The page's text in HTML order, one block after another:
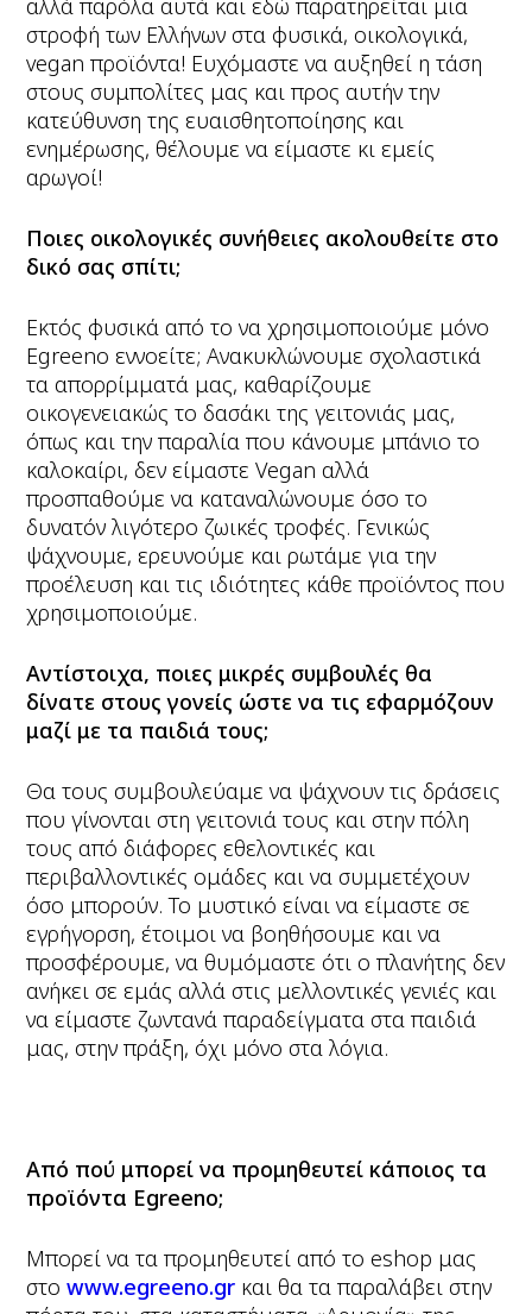
αλλά παρόλα αυτά και εδώ παρατηρείται μια
στροφή των Ελλήνων στα φυσικά, οικολογικά,
vegan προϊόντα! Ευχόμαστε να αυξηθεί η τάση
στους συμπολίτες μας και προς αυτήν την
κατεύθυνση της ευαισθητοποίησης και
ενημέρωσης, θέλουμε να είμαστε κι εμείς
αρωγοί!
Ποιες οικολογικές συνήθειες ακολουθείτε στο
δικό σας σπίτι;
Εκτός φυσικά από το να χρησιμοποιούμε μόνο
Egreeno εννοείτε; Ανακυκλώνουμε σχολαστικά
τα απορρίμματά μας, καθαρίζουμε
οικογενειακώς το δασάκι της γειτονιάς μας,
όπως και την παραλία που κάνουμε μπάνιο το
καλοκαίρι, δεν είμαστε Vegan αλλά
προσπαθούμε να καταναλώνουμε όσο το
δυνατόν λιγότερο ζωικές τροφές. Γενικώς
ψάχνουμε, ερευνούμε και ρωτάμε για την
προέλευση και τις ιδιότητες κάθε προϊόντος που
χρησιμοποιούμε.
Αντίστοιχα, ποιες μικρές συμβουλές θα
δίνατε στους γονείς ώστε να τις εφαρμόζουν
μαζί με τα παιδιά τους;
Θα τους συμβουλεύαμε να ψάχνουν τις δράσεις
που γίνονται στη γειτονιά τους και στην πόλη
τους από διάφορες εθελοντικές και
περιβαλλοντικές ομάδες και να συμμετέχουν
όσο μπορούν. Το μυστικό είναι να είμαστε σε
εγρήγορση, έτοιμοι να βοηθήσουμε και να
προσφέρουμε, να θυμόμαστε ότι ο πλανήτης δεν
ανήκει σε εμάς αλλά στις μελλοντικές γενιές και
να είμαστε ζωντανά παραδείγματα στα παιδιά
μας, στην πράξη, όχι μόνο στα λόγια.
Από πού μπορεί να προμηθευτεί κάποιος τα
προϊόντα Egreeno;
Μπορεί να τα προμηθευτεί από το eshop μας
στοwww.egreeno.gr και θα τα παραλάβει στην